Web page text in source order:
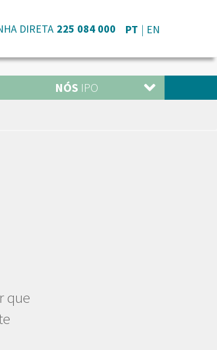
DIRETA 225 084 000 PT EN
NÓS IPO
que